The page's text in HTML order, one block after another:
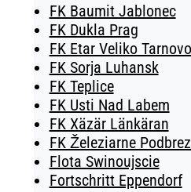
FK Baumit Jablonec
FK Dukla Prag
FK Etar Veliko Tarnovo
FK Sorja Luhansk
FK Teplice
FK Usti Nad Labem
FK Xäzär Länkäran
FK Železiarne
Flota Swinoujscie
Fortschritt Eppendorf